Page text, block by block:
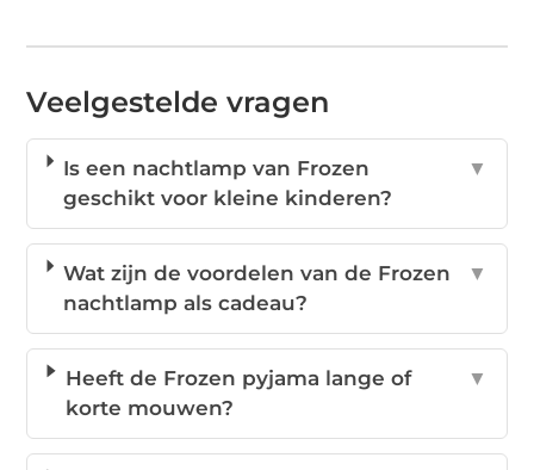
Veelgestelde vragen
Is een nachtlamp van Frozen
geschikt voor kleine kinderen?
▼
Wat zijn de voordelen van de Frozen
nachtlamp als cadeau?
▼
Heeft de Frozen pyjama lange of
korte mouwen?
▼